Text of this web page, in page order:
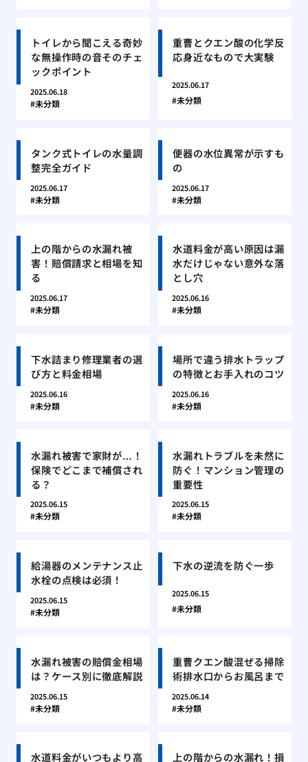
トイレから聞こえる奇妙
な無操作時の音そのチェ
ックポイント
2025.06.18
未分類
重曹とクエン酸の化学反
応身近なもので大実験
2025.06.17
未分類
タンク式トイレの水量調
整完全ガイド
2025.06.17
未分類
便器の水位異常が示すも
の
2025.06.17
未分類
上の階からの水漏れ被
害！賠償請求と相場を知
る
2025.06.17
未分類
水道料金が高い原因は漏
水だけじゃない意外な落
とし穴
2025.06.16
未分類
下水詰まり修理業者の選
び方と料金相場
2025.06.16
未分類
場所で違う排水トラップ
の特徴とお手入れのコツ
2025.06.16
未分類
水漏れ被害で家財が…！
保険でどこまで補償され
る？
2025.06.15
未分類
水漏れトラブルを未然に
防ぐ！マンション管理の
重要性
2025.06.15
未分類
給湯器のメンテナンス止
水栓の点検は必須！
2025.06.15
未分類
下水の逆流を防ぐ一歩
2025.06.15
未分類
水漏れ被害の賠償金相場
は？ケース別に徹底解説
2025.06.15
未分類
重曹クエン酸混ぜる掃除
術排水口からお風呂まで
2025.06.14
未分類
水道料金がいつもより高 上の階からの水漏れ！損